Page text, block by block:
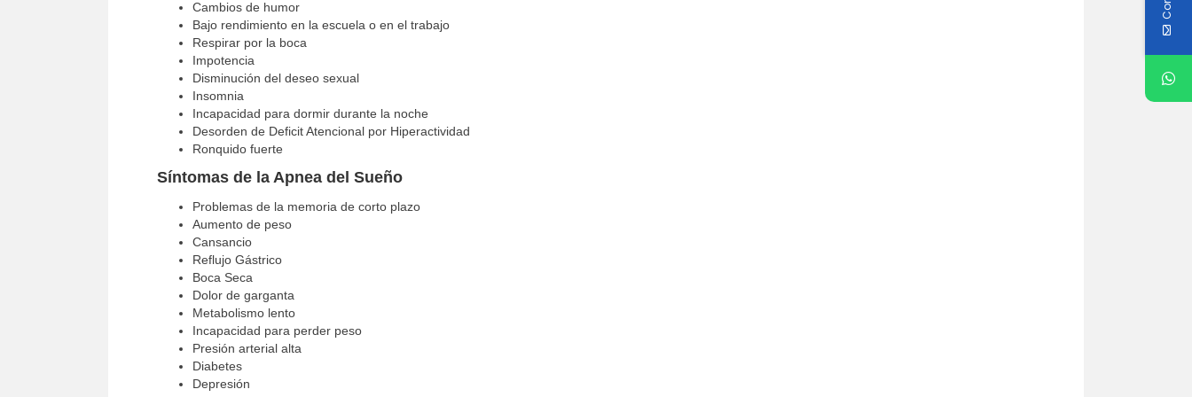
Cambios de humor
Bajo rendimiento en la escuela o en el trabajo
Respirar por la boca
Impotencia
Disminución del deseo sexual
Insomnia
Incapacidad para dormir durante la noche
Desorden de Deficit Atencional por Hiperactividad
Ronquido fuerte
Síntomas de la Apnea del Sueño
Problemas de la memoria de corto plazo
Aumento de peso
Cansancio
Reflujo Gástrico
Boca Seca
Dolor de garganta
Metabolismo lento
Incapacidad para perder peso
Presión arterial alta
Diabetes
Depresión